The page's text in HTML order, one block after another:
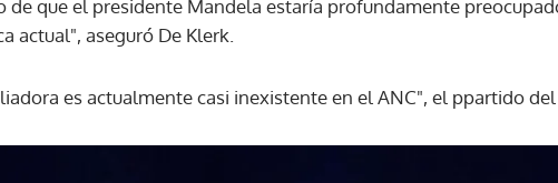
de que el presidente Mandela estaría profundamente
actual", aseguró De Klerk.
es actualmente casi inexistente en el ANC", el ppartido